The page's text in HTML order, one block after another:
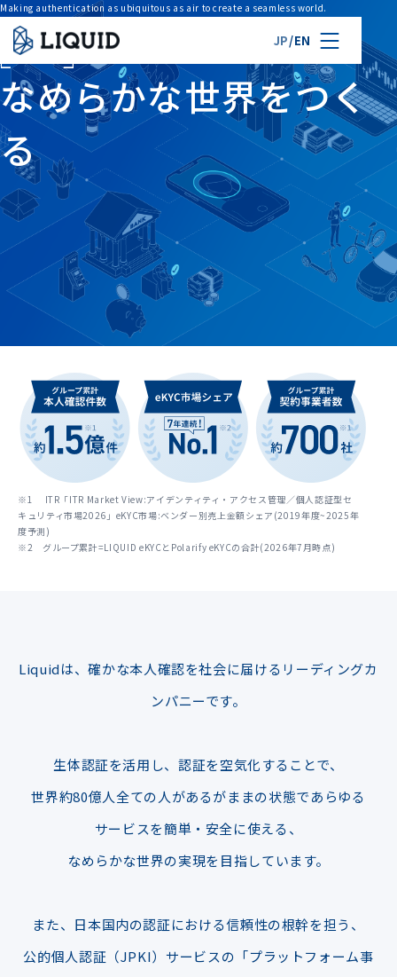
JP/EN
Making authentication as ubiquitous as air to create a seamless world.
認証を空気化し、
なめらかな世界をつく
る
※1 ITR「ITR Market View:アイデンティティ・アクセス管理／個人認証型セ
キュリティ市場2026」eKYC市場:ベンダー別売上金額シェア(2019年度~2025年
度予測)
※2 グループ累計=LIQUID eKYCとPolarify eKYCの合計(2026年7月時点)
Liquidは、確かな本人確認を社会に届けるリーディングカ
ンパニーです。
生体認証を活用し、認証を空気化することで、
世界約80億人全ての人があるがままの状態であらゆる
サービスを簡単・安全に使える、
なめらかな世界の実現を目指しています。
また、日本国内の認証における信頼性の根幹を担う、
公的個人認証（JPKI）サービスの「プラットフォーム事